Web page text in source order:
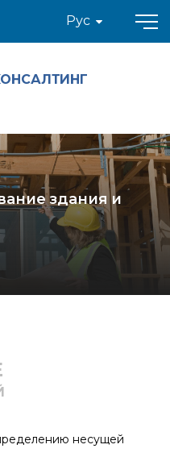
Рус
здания и
несущей